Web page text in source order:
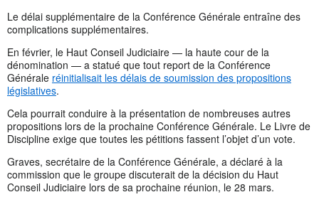
Le délai supplémentaire de la Conférence Générale entraîne des
complications supplémentaires.
En février, le Haut Conseil Judiciaire — la haute cour de la
dénomination — a statué que tout report de la Conférence
Générale réinitialisait les délais de soumission des propositions
législatives.
Cela pourrait conduire à la présentation de nombreuses autres
propositions lors de la prochaine Conférence Générale. Le Livre de
Discipline exige que toutes les pétitions fassent l’objet d’un vote.
Graves, secrétaire de la Conférence Générale, a déclaré à la
commission que le groupe discuterait de la décision du Haut
Conseil Judiciaire lors de sa prochaine réunion, le 28 mars.